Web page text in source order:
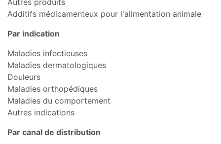
Additifs médicamenteux pour l'alimentation animale
Par indication
Maladies infectieuses
Maladies dermatologiques
Douleurs
Maladies orthopédiques
Maladies du comportement
Autres indications
Par canal de distribution